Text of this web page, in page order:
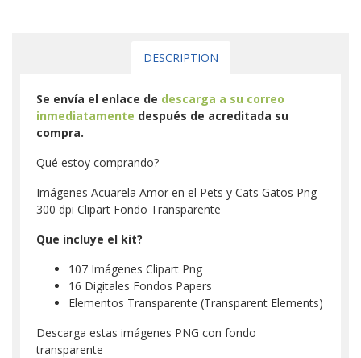
DESCRIPTION
Se envía el enlace de descarga a su correo
inmediatamente después de acreditada su
compra.
Qué estoy comprando?
Imágenes Acuarela Amor en el Pets y Cats Gatos Png
300 dpi Clipart Fondo Transparente
Que incluye el kit?
107 Imágenes Clipart Png
16 Digitales Fondos Papers
Elementos Transparente (Transparent Elements)
Descarga estas imágenes PNG con fondo
transparente